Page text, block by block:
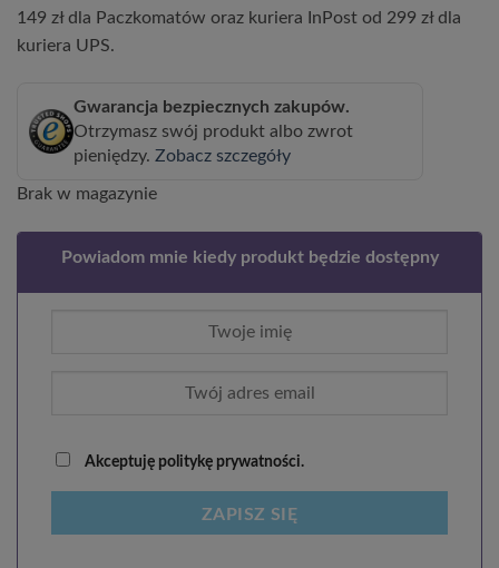
149 zł dla Paczkomatów oraz kuriera InPost od 299 zł dla
kuriera UPS.
Gwarancja bezpiecznych zakupów.
Otrzymasz swój produkt albo zwrot
pieniędzy. Zobacz szczegóły
Brak w magazynie
Powiadom mnie kiedy produkt będzie dostępny
Akceptuję politykę prywatności.
ZAPISZ SIĘ